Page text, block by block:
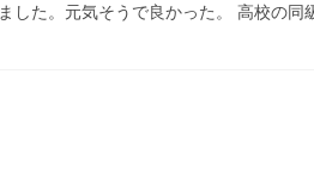
した。元気そうで良かった。 高校の同